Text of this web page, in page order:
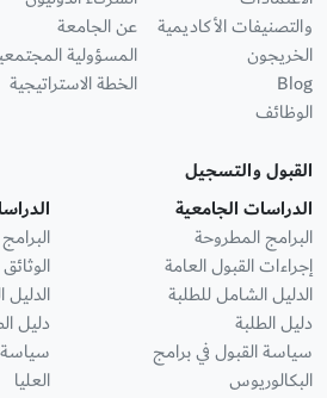
والتصنيفات الأكاديمية
الخريجون
Blog
الوظائف
عن الجامعة
المسؤولية
الخطة الاستراتيجية
القبول والتسجيل
الدراسات الجامعية
البرامج المطروحة
إجراءات القبول العامة
الدليل الشامل للطلبة
دليل الطلبة
سياسة القبول في برامج
البكالوريوس
دليل
سياسة
العليا